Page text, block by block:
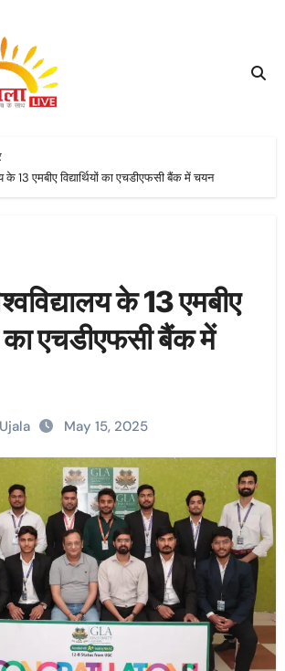
के 13 एमबीए विद्यार्थियों का एचडीएफसी बैंक में चयन
के 13 एमबीए
का एचडीएफसी बैंक में
May 15, 2025